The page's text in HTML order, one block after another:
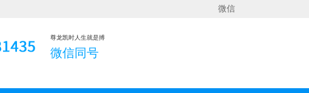
微信
尊龙凯时人生就是搏
微信同号